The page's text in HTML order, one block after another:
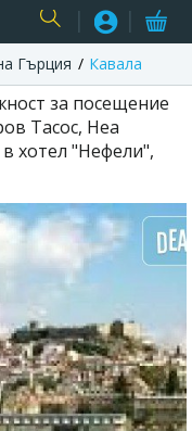
USER
Гърция Кавала
за посещение
Тасос, Неа
хотел "Нефели",